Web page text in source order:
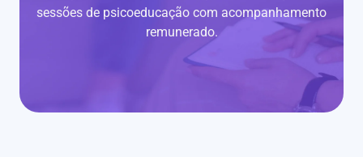
sessões de psicoeducação com acompanhamento
remunerado.